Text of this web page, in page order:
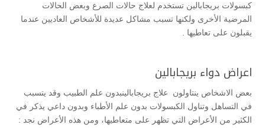
كبسولات بريجابالين تستخدم لعلاج حالات الصرع وبعض الحالات
المرضية الأخرى ولكنها تسبب مشاكل عديدة للأشخاص العاديين عندما
يقبلون على تعاطيها .
اعراض دواء بريجابالين
بعض الاشخاص ينتاولون علاج بريجابالينبدون علم الطبيب وقد يتسبب
في التساهل وتناول الكبسولات بدون علم الأطباء وبدون داعي يذكر في
الكثير من الأعراض التي تظهر على متعاطيها، ومن هذه الأعراض نجد :